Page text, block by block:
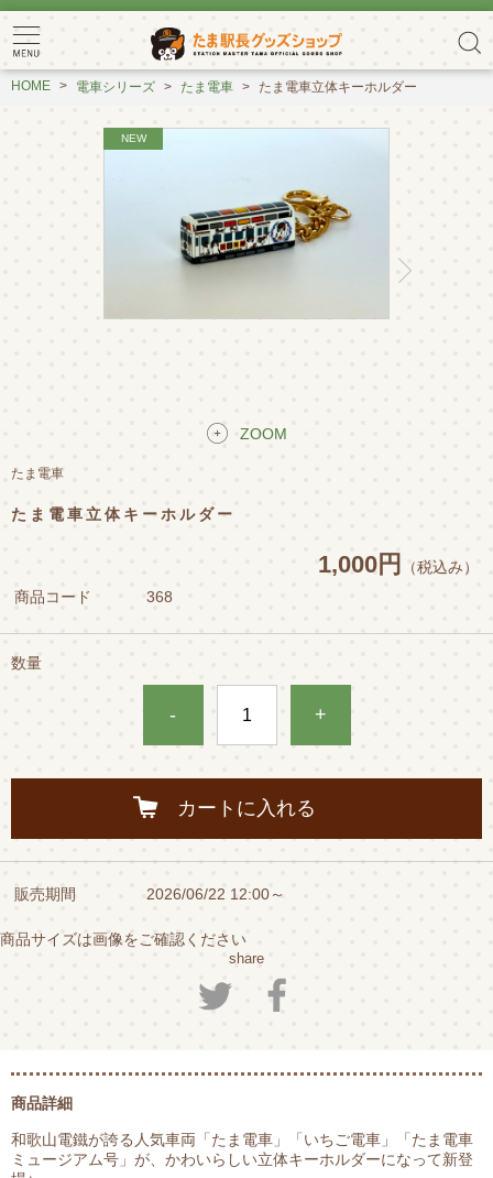
HOME 電車シリーズ たま電車 たま電車立体キーホルダー
ZOOM
たま電車
たま電車立体キーホルダー
1,000円
（税込み）
商品コード
368
数量
- +
カートに入れる
販売期間 2026/06/22 12:00～
商品サイズは画像をご確認ください
share
商品詳細
和歌山電鐵が誇る人気車両「たま電車」「いちご電車」「たま電車
ミュージアム号」が、かわいらしい立体キーホルダーになって新登